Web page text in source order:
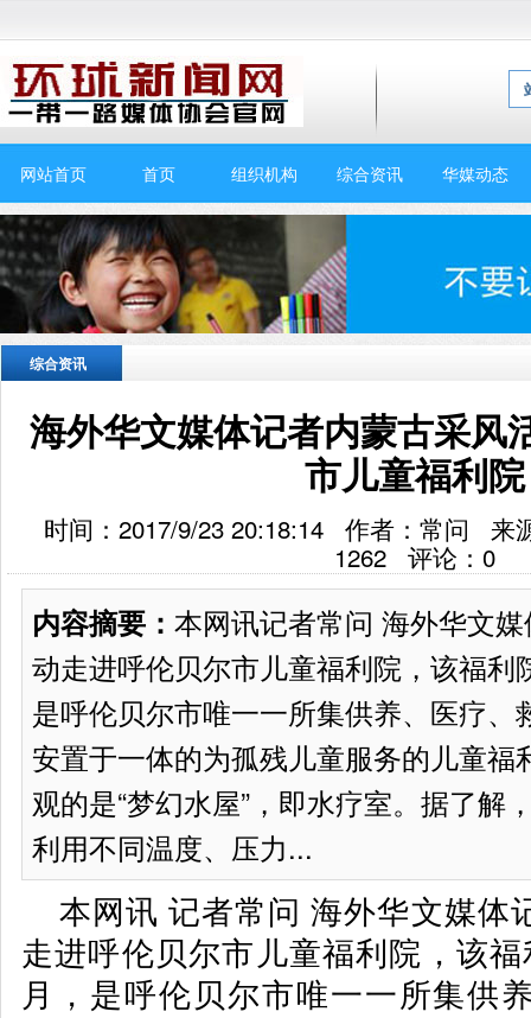
网站首页 首页 组织机构 综合资讯 华媒动态
综合资讯
海外华文媒体记者内蒙古采风
市儿童福利院
时间：2017/9/23 20:18:14 作者：常问 来
1262 评论： 0
内容摘要： 本网讯记者常问 海外华文
动走进呼伦贝尔市儿童福利院，该福利
是呼伦贝尔市唯一一所集供养、医疗、
安置于一体的为孤残儿童服务的儿童福
观的是“梦幻水屋”，即水疗室。据了解
利用不同温度、压力...
本网讯 记者常问 海外华文媒体
走进呼伦贝尔市儿童福利院，该
月，是呼伦贝尔市唯一一所集供